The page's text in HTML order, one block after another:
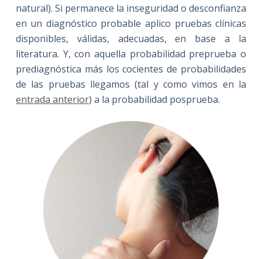
natural). Si permanece la inseguridad o desconfianza
en un diagnóstico probable aplico pruebas clínicas
disponibles, válidas, adecuadas, en base a la
literatura. Y, con aquella probabilidad preprueba o
prediagnóstica más los cocientes de probabilidades
de las pruebas llegamos (tal y como vimos en la
entrada anterior) a la probabilidad posprueba.